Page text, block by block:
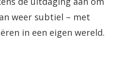
weer subtiel – met
in een eigen wereld.